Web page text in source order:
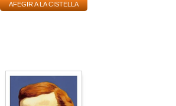
AFEGIR A LA CISTELLA